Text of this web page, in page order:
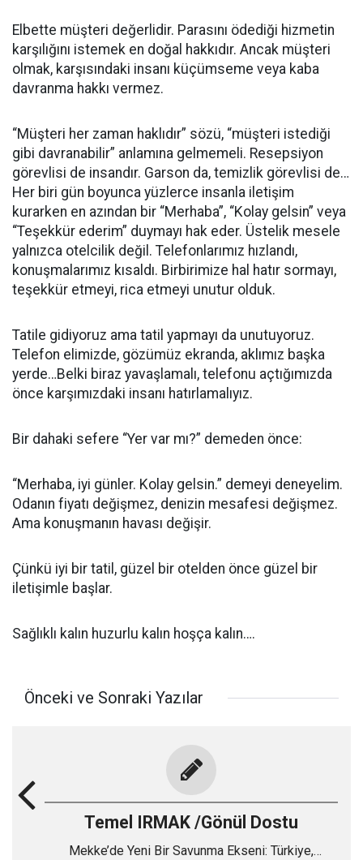
Elbette müşteri değerlidir. Parasını ödediği hizmetin
karşılığını istemek en doğal hakkıdır. Ancak müşteri
olmak, karşısındaki insanı küçümseme veya kaba
davranma hakkı vermez.
“Müşteri her zaman haklıdır” sözü, “müşteri istediği
gibi davranabilir” anlamına gelmemeli. Resepsiyon
görevlisi de insandır. Garson da, temizlik görevlisi de…
Her biri gün boyunca yüzlerce insanla iletişim
kurarken en azından bir “Merhaba”, “Kolay gelsin” veya
“Teşekkür ederim” duymayı hak eder. Üstelik mesele
yalnızca otelcilik değil. Telefonlarımız hızlandı,
konuşmalarımız kısaldı. Birbirimize hal hatır sormayı,
teşekkür etmeyi, rica etmeyi unutur olduk.
Tatile gidiyoruz ama tatil yapmayı da unutuyoruz.
Telefon elimizde, gözümüz ekranda, aklımız başka
yerde…Belki biraz yavaşlamalı, telefonu açtığımızda
önce karşımızdaki insanı hatırlamalıyız.
Bir dahaki sefere “Yer var mı?” demeden önce:
“Merhaba, iyi günler. Kolay gelsin.” demeyi deneyelim.
Odanın fiyatı değişmez, denizin mesafesi değişmez.
Ama konuşmanın havası değişir.
Çünkü iyi bir tatil, güzel bir otelden önce güzel bir
iletişimle başlar.
Sağlıklı kalın huzurlu kalın hoşça kalın….
Önceki ve Sonraki Yazılar
Temel IRMAK /Gönül Dostu
Mekke’de Yeni Bir Savunma Ekseni: Türkiye,